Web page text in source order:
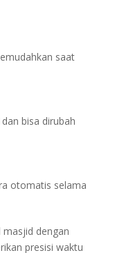
saat
bisa dirubah
otomatis selama
masjid dengan
presisi waktu